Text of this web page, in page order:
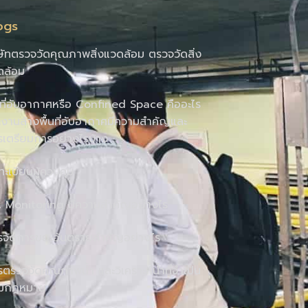
ทตรวจวัดคุณภาพสิ่งแวดล้อม ตรวจวัดสิ่ง
ล้อม
อับอากาศหรือ Confined Space คืออะไร
งานล้างพื้นที่อับอากาศมีความสำคัญและ
ตรียมการอย่างไรบ้าง
เบียนผู้ควบคุม
Monitoring มีความสำคัญอย่างไร
จัดการขยะอันตรายสำคัญอย่างไร
รวจวัดคุณภาพน้ำ และวิเคราะห์น้ำที่จำเป็น
กฎหมาย